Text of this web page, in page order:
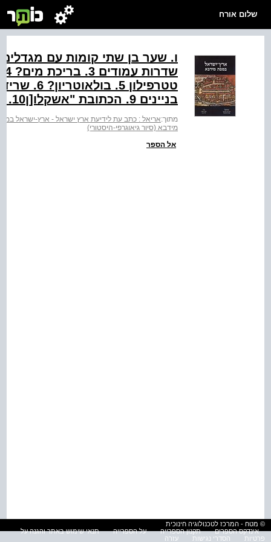
שלום אורח
בניינים ‭.9‬ הכתובת "אשקלו[ן‭"[‬ ‭.10‬ הכתובת ‭]"‬ציון] המצרים"
מתוך:אריאל : כתב עת לידיעת ארץ ישראל - ארץ-ישראל
מידבא (סיור גיאוגרפי-היסטורי)
אל הספר
© מטח - המרכז לטכנולוגיה חינוכית
אינדקס הספרים
תקנון הספרייה על הספרייה
תנאי שימוש באתר והגנה על
פרטיות
הסדרי נגישות עזרה